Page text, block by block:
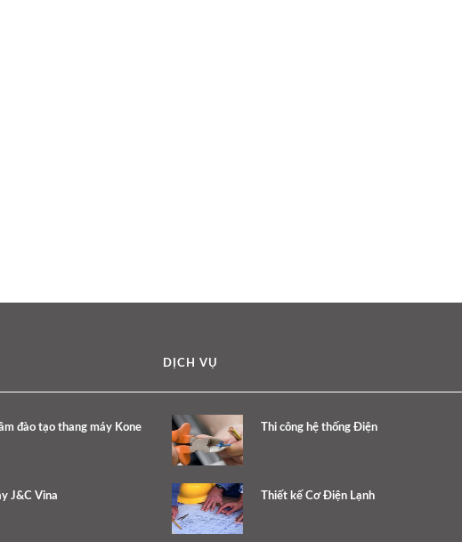
đào tạo thang máy Kone
J&C Vina
DỊCH VỤ
Thi công hệ thống Điện
Thiết kế Cơ Điện Lạnh